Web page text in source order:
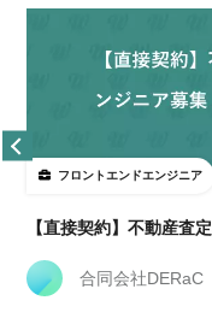
フロントエンドエンジニア
【直接契約】不動産査
合同会社DERaC